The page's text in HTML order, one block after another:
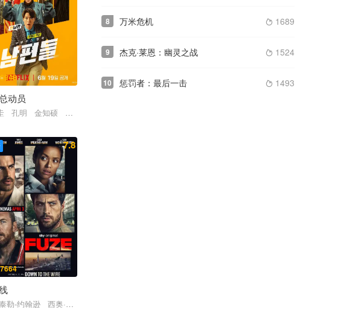
·旺扬功 雅彦·鲁伊安 杰佳·亚宁
杰森·帕特里克
超 任天野 陶海 夏若妍 高毅 洪爽 黄涛 班玛加
动员
孔明 金知硕 尹敬浩 姜汉娜 李多熙 全昭旻
苏 梁壁荧 文俊辉 董思成 林秋楠 景瓷 张艺泷 李嘉辉 寇占文 代乐乐 释彦能
斯 塔蒂·加布里埃 刘易斯·陈 黄又亮
艾莎·冈萨雷斯 费舍·史蒂芬斯 埃米特·J·斯坎伦 克里斯托弗·海维尤 科乔·阿塔 克里斯
7.8
泰勒-约翰逊 西奥·詹姆斯 萨姆·沃辛顿 古古·姆巴塔-劳 卢克·梅伯利 豪尔赫·莱昂·马丁内
8  1689
万米危机
9  1524
杰克·莱恩：幽灵之战
10  1493
惩罚者：最后一击